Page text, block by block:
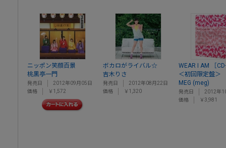
ニッポン笑顔百景
桃黒亭一門
発売日
2012年09月05日
価格
￥1,572
ボカロがライバル☆
吉木りさ
発売日
2012年08月22日
価格
￥1,320
WEAR I AM ［
＜初回限定盤＞
MEG (meg)
発売日
2012年
価格
￥3,981